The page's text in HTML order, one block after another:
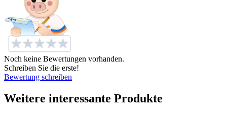
Noch keine Bewertungen vorhanden.
Schreiben Sie die erste!
Bewertung schreiben
Weitere interessante Produkte